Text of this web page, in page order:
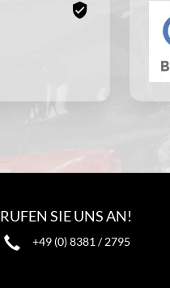
RUFEN SIE UNS AN!
+49 (0) 8381 / 2795